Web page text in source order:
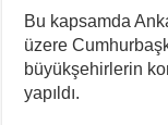
Bu kapsamda
üzere
büyükşehirlerin
yapıldı.